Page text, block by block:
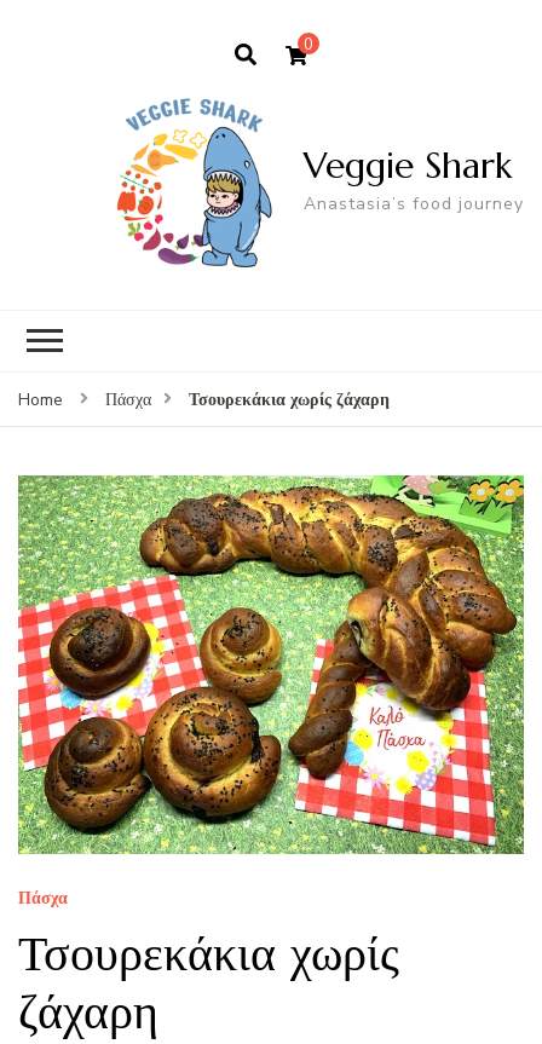
0
Veggie Shark
Anastasia’s food journey
Home Πάσχα Τσουρεκάκια χωρίς ζάχαρη
Πάσχα
Τσουρεκάκια χωρίς
ζάχαρη